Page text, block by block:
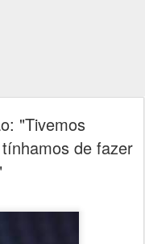
"Tivemos
de fazer